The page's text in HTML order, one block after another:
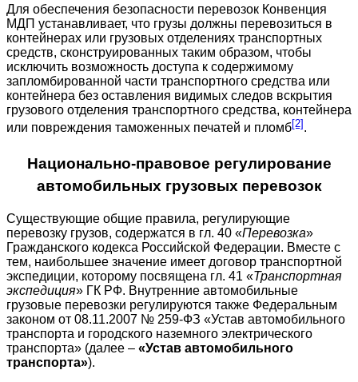
Для обеспечения безопасности перевозок Конвенция
МДП устанавливает, что грузы должны перевозиться в
контейнерах или грузовых отделениях транспортных
средств, сконструированных таким образом, чтобы
исключить возможность доступа к содержимому
запломбированной части транспортного средства или
контейнера без оставления видимых следов вскрытия
грузового отделения транспортного средства, контейнера
или повреждения таможенных печатей и пломб[2] .
Национально-правовое регулирование
автомобильных грузовых перевозок
Существующие общие правила, регулирующие
перевозку грузов, содержатся в гл. 40 «Перевозка»
Гражданского кодекса Российской Федерации. Вместе с
тем, наибольшее значение имеет договор транспортной
экспедиции, которому посвящена гл. 41 «Транспортная
экспедиция» ГК РФ. Внутренние автомобильные
грузовые перевозки регулируются также Федеральным
законом от 08.11.2007 № 259-ФЗ «Устав автомобильного
транспорта и городского наземного электрического
транспорта» (далее – «Устав автомобильного
транспорта»).